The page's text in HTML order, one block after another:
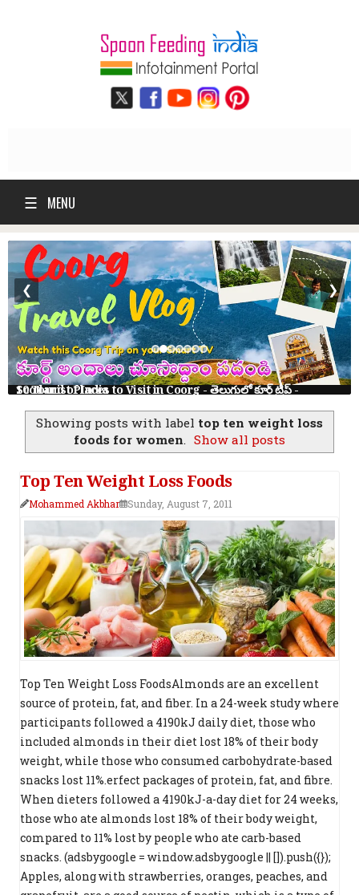
☰ MENU
10 Tourist Places to Visit in Coorg - తెలుగులో కూర్గ్ ట్రిప్ - Scotland of India
❮ ❯
Showing posts with label top ten weight loss
foods for women. Show all posts
Top Ten Weight Loss Foods
Mohammed Akbhar Sunday, August 7, 2011
Top Ten Weight Loss FoodsAlmonds are an excellent
source of protein, fat, and fiber. In a 24-week study where
participants followed a 4190kJ daily diet, those who
included almonds in their diet lost 18% of their body
weight, while those who consumed carbohydrate-based
snacks lost 11%.erfect packages of protein, fat, and fibre.
When dieters followed a 4190kJ-a-day diet for 24 weeks,
those who ate almonds lost 18% of their body weight,
compared to 11% lost by people who ate carb-based
snacks. (adsbygoogle = window.adsbygoogle || []).push({});
Apples, along with strawberries, oranges, peaches, and